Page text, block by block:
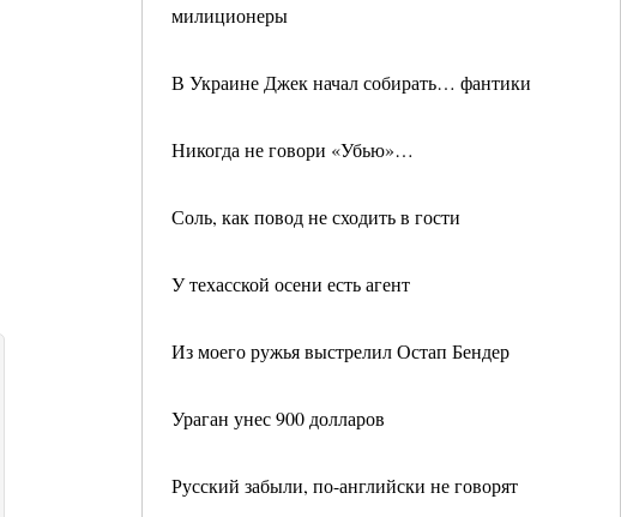
милиционеры
В Украине Джек начал собирать… фантики
Никогда не говори «Убью»…
Соль, как повод не сходить в гости
У техасской осени есть агент
Из моего ружья выстрелил Остап Бендер
Ураган унес 900 долларов
Русский забыли, по-английски не говорят